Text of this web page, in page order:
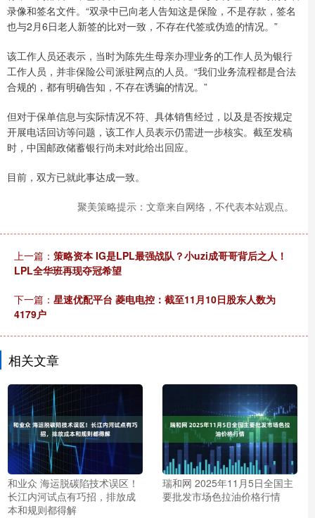
录像和签名文件。“双录中已向老人告知这是保险，不是存款，签名
也与2月6日老人新签的比对一致，不存在代签或伪造的情况。”
该工作人员还表示，当时为陈先生母亲办理业务的工作人员为银行
工作人员，并非保险公司派驻网点的人员。“我们业务流程都是合法
合规的，都有明确告知，不存在诱骗的情况。”
但对于保单信息与实际情况不符、具体销售经过，以及是否按规定
开展电话回访等问题，该工作人员表示仍需进一步核实。截至发稿
时，中国邮政储蓄银行尚未对此给出回应。
目前，双方已就此事达成一致。
聚美策略提示：文章来自网络，不代表本站观点。
上一篇： 策略资本 IG是LPL最强战队？小uzi成哥哥背后之人！
LPL全华班再现夺冠希望
下一篇： 星速优配平台 菱电电控：截至11月10日股东人数为
4179户
相关文章
和业众 海运脱碳陷技术误区！
长江内河试点有巧招，排放成
本和规则都得解
瑞和网 2025年11月5日全国主
要批发市场色拉油价格行情